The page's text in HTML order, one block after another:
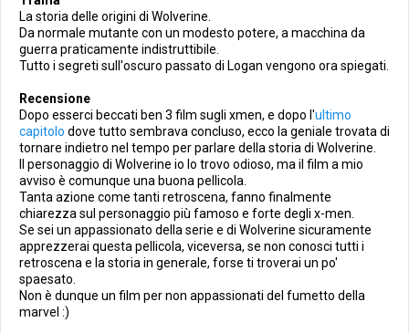
La storia delle origini di Wolverine.
Da normale mutante con un modesto potere, a macchina da
guerra praticamente indistruttibile.
Tutto i segreti sull'oscuro passato di Logan vengono ora spiegati.
Recensione
Dopo esserci beccati ben 3 film sugli xmen, e dopo l'ultimo
capitolo dove tutto sembrava concluso, ecco la geniale trovata di
tornare indietro nel tempo per parlare della storia di Wolverine.
Il personaggio di Wolverine io lo trovo odioso, ma il film a mio
avviso è comunque una buona pellicola.
Tanta azione come tanti retroscena, fanno finalmente
chiarezza sul personaggio più famoso e forte degli x-men.
Se sei un appassionato della serie e di Wolverine sicuramente
apprezzerai questa pellicola, viceversa, se non conosci tutti i
retroscena e la storia in generale, forse ti troverai un po'
spaesato.
Non è dunque un film per non appassionati del fumetto della
marvel :)